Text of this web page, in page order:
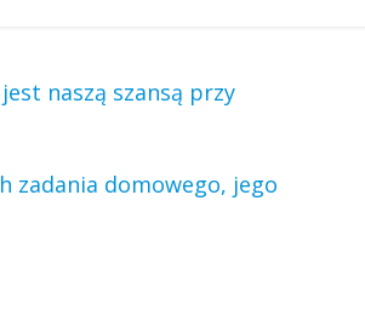
naszą szansą przy
zadania domowego, jego